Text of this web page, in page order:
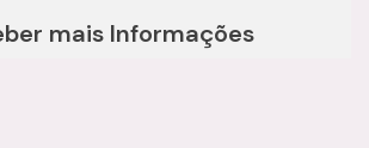
mais Informações